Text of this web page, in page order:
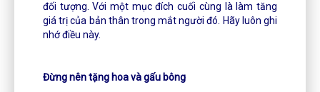
đối tượng. Với một mục đích cuối cùng là làm tăng
giá trị của bản thân trong mắt người đó. Hãy luôn ghi
nhớ điều này.
Đừng nên tặng hoa và gấu bông